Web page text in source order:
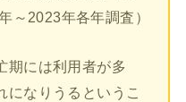
～2023年各年調査）
期には利用者が多
になりうるというこ